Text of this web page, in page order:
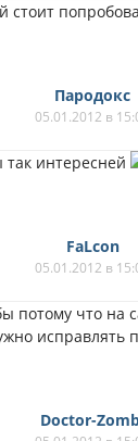
стоит
Пародокс
05.01.2012 в
интересней
FaLcon
05.01.2012 в
потому что на
исправлять
Doctor-